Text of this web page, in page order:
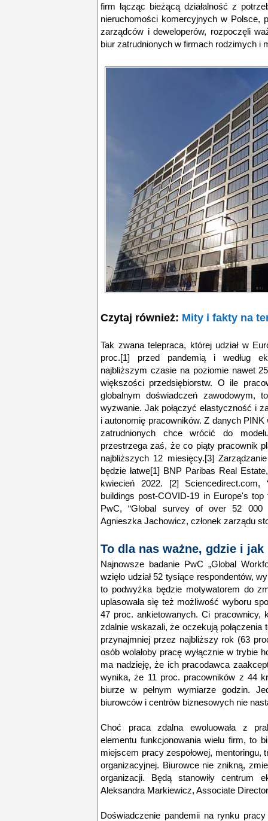
firm łącząc bieżącą działalność z
nieruchomości komercyjnych w Polsce,
zarządców i deweloperów, rozpoczęli
biur zatrudnionych w firmach rodzimych i
Czytaj również: Mity i fakty na
Tak zwana telepraca, której udział w
proc.[1] przed pandemią i według
najbliższym czasie na poziomie nawet
większości przedsiębiorstw. O ile
globalnym doświadczeń zawodowym,
wyzwanie. Jak połączyć elastyczność i
i autonomię pracowników. Z danych
zatrudnionych chce wrócić do
przestrzega zaś, że co piąty pracownik
najbliższych 12 miesięcy.[3]
będzie łatwe[1] BNP Paribas Real
kwiecień 2022. [2]
buildings post-COVID-19 in Europe's
PwC, “Global survey of over 52 000
Agnieszka Jachowicz, członek zarządu
To dla nas ważne, gdzie i
Najnowsze badanie PwC „Global
wzięło udział 52 tysiące respondentów,
to podwyżka będzie motywatorem do
uplasowała się też możliwość wyboru
47 proc. ankietowanych. Ci pracownicy,
zdalnie wskazali, że oczekują
przynajmniej przez najbliższy rok (63
osób wolałoby pracę wyłącznie w trybie
ma nadzieję, że ich pracodawca
wynika, że 11 proc. pracowników z 44
biurze w pełnym wymiarze godzin.
biurowców i centrów biznesowych nie
Choć praca zdalna ewoluowała z
elementu funkcjonowania wielu firm, to
miejscem pracy zespołowej, mentoringu,
organizacyjnej. Biurowce nie znikną,
organizacji. Będą stanowiły centrum
Aleksandra Markiewicz, Associate
Doświadczenie pandemii na rynku